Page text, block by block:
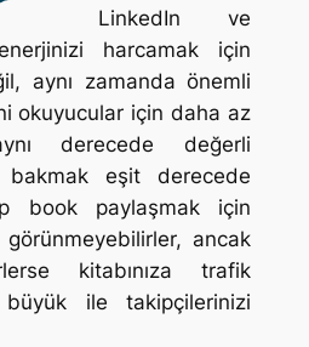
LinkedIn ve
harcamak için
aynı zamanda önemli
okuyucular için daha az
derecede değerli
bakmak eşit derecede
book paylaşmak için
ancak
kitabınıza trafik
ile takipçilerinizi